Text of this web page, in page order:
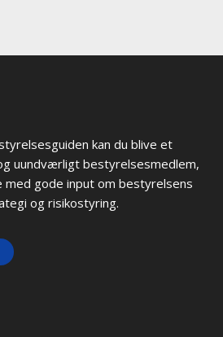
kan du blive et
uundværligt bestyrelsesmedlem,
med gode input om bestyrelsens
og risikostyring.